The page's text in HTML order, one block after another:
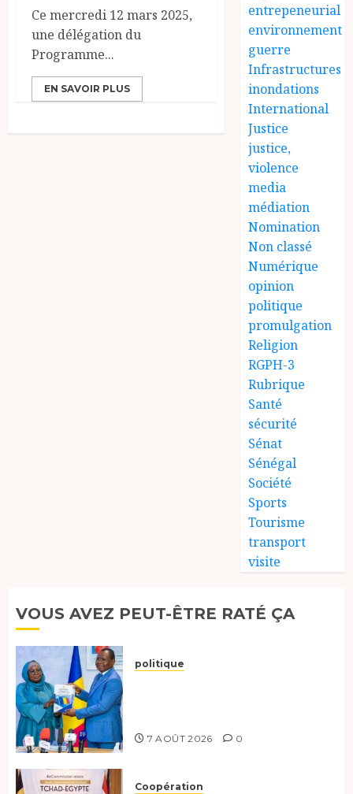
Ce mercredi 12 mars 2025,
une délégation du
Programme...
EN SAVOIR PLUS
entrepeneurial
environnement
guerre
Infrastructures
inondations
International
Justice
justice,
violence
media
médiation
Nomination
Non classé
Numérique
opinion
politique
promulgation
Religion
RGPH-3
Rubrique
Santé
sécurité
Sénat
Sénégal
Société
Sports
Tourisme
transport
visite
VOUS AVEZ PEUT-ÊTRE RATÉ ÇA
politique
7 AOÛT 2026 0
Coopération